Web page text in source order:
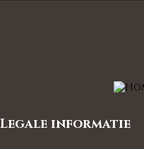
Legale informatie